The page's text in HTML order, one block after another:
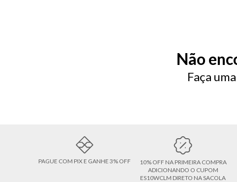
Não
Faça
PAGUE COM PIX E GANHE 3% OFF
10% OFF NA PRIMEIRA COMPRA
ADICIONANDO O CUPOM
ES10WCLM DIRETO NA SACOLA